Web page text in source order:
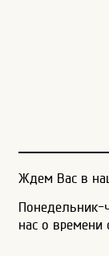
Ждем Вас в
Понедельник-
нас о времени